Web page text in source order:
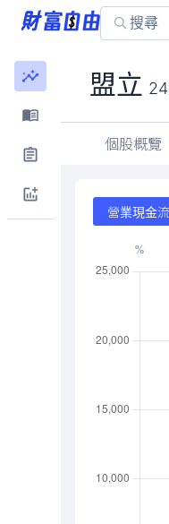
盟立
個股概覽
營業現金